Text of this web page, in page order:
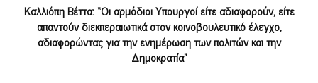
Καλλιόπη Βέττα: “Οι αρμόδιοι Υπουργοί είτε αδιαφορούν, είτε
απαντούν διεκπεραιωτικά στον κοινοβουλευτικό έλεγχο,
αδιαφορώντας για την ενημέρωση των πολιτών και την
Δημοκρατία”